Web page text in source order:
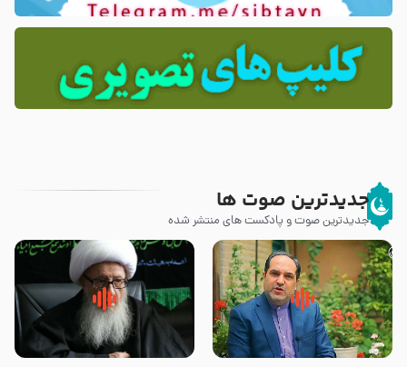
جدیدترین صوت ها
جدیدترین صوت و پادکست های منتشر شده
پیامبر صلی الله علیه وآله و سلم
فرمودند وای بر بچه های آخر
زوّار اربعین امام حسین (علیه
السلام) با این اشتیاق به زیارت